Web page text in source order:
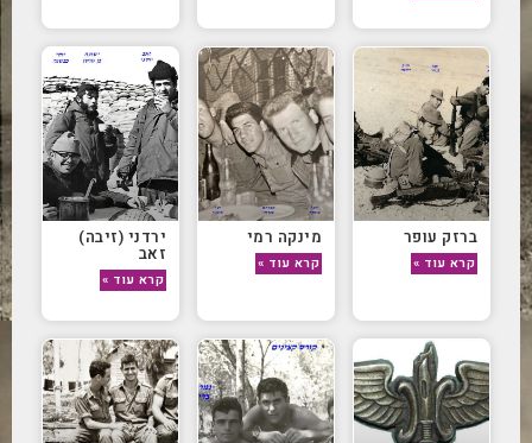
ברזק עופר
קרא עוד »
מינקה רמי
קרא עוד »
ירדני (זיבה)
זאב
קרא עוד »